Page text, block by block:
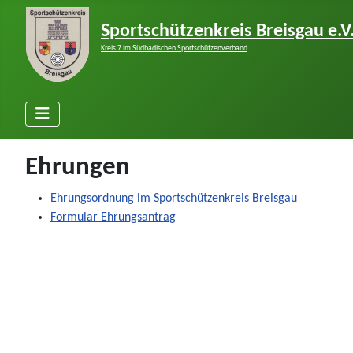
Sportschützenkreis Breisgau
Kreis 7 im Südbadischen Sportschützenverband
Ehrungen
Ehrungsordnung im Sportschützenkreis Breisgau
Formular Ehrungsantrag